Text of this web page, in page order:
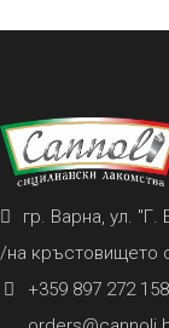
гр. Варна, ул. "Г.
/на кръстовището
+359 897 272 158